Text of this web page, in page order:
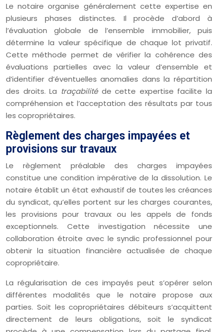
Le notaire organise généralement cette expertise en
plusieurs phases distinctes. Il procède d’abord à
l’évaluation globale de l’ensemble immobilier, puis
détermine la valeur spécifique de chaque lot privatif.
Cette méthode permet de vérifier la cohérence des
évaluations partielles avec la valeur d’ensemble et
d’identifier d’éventuelles anomalies dans la répartition
des droits. La traçabilité de cette expertise facilite la
compréhension et l’acceptation des résultats par tous
les copropriétaires.
Règlement des charges impayées et
provisions sur travaux
Le règlement préalable des charges impayées
constitue une condition impérative de la dissolution. Le
notaire établit un état exhaustif de toutes les créances
du syndicat, qu’elles portent sur les charges courantes,
les provisions pour travaux ou les appels de fonds
exceptionnels. Cette investigation nécessite une
collaboration étroite avec le syndic professionnel pour
obtenir la situation financière actualisée de chaque
copropriétaire.
La régularisation de ces impayés peut s’opérer selon
différentes modalités que le notaire propose aux
parties. Soit les copropriétaires débiteurs s’acquittent
directement de leurs obligations, soit le syndicat